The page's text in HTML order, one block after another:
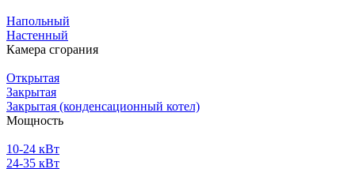
Напольный
Настенный
Камера сгорания
Открытая
Закрытая
Закрытая (конденсационный котел)
Мощность
10-24 кВт
24-35 кВт